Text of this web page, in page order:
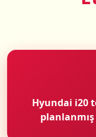
Hyundai i20